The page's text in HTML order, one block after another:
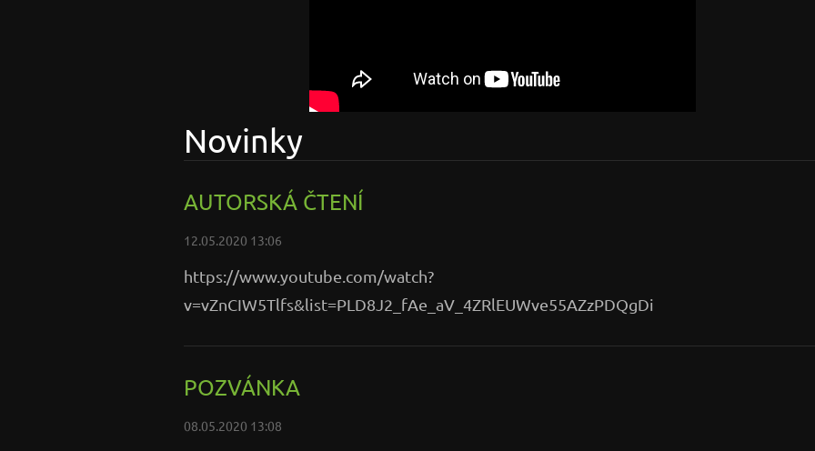
Novinky
AUTORSKÁ ČTENÍ
12.05.2020 13:06
https://www.youtube.com/watch?
v=vZnCIW5Tlfs&list=PLD8J2_fAe_aV_4ZRlEUWve55AZzPDQgDi
POZVÁNKA
08.05.2020 13:08